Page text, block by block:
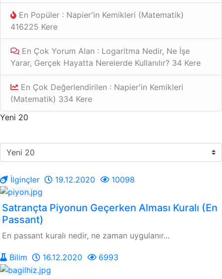
En Popüler : Napier'in Kemikleri (Matematik)
416225 Kere
En Çok Yorum Alan : Logaritma Nedir, Ne İşe
Yarar, Gerçek Hayatta Nerelerde Kullanılır? 34 Kere
En Çok Değerlendirilen : Napier'in Kemikleri
(Matematik) 334 Kere
Yeni 20
İlginçler 19.12.2020 10098
Satrançta Piyonun Geçerken Alması Kuralı (En
Passant)
En passant kuralı nedir, ne zaman uygulanır...
Bilim 16.12.2020 6993